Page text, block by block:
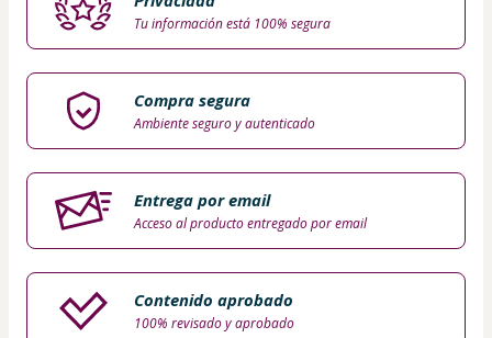
Tu información está 100% segura
Compra segura
Ambiente seguro y autenticado
Entrega por email
Acceso al producto entregado por email
Contenido aprobado
100% revisado y aprobado